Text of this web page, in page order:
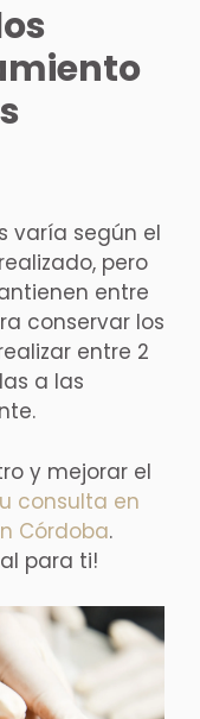
varía según el
pero
entre
conservar los
entre 2
a las
y mejorar el
consulta en
Córdoba.
para ti!